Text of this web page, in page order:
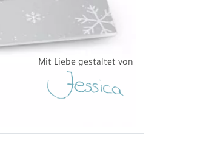
Mit Liebe gestaltet von